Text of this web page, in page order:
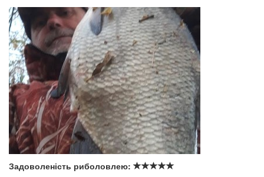
Задоволеність риболовлею: